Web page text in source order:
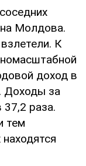
Молдова.
К
доход в
Доходы за
раза.
тем